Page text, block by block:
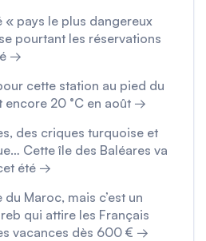
« pays le plus dangereux
pourtant les réservations
→
cette station au pied du
encore 20 °C en août →
des criques turquoise et
Cette île des Baléares va
été →
Maroc, mais c’est un
qui attire les Français
vacances dès 600 € →